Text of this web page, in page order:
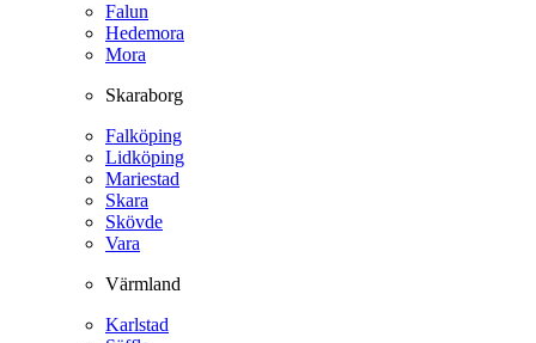
Falun
Hedemora
Mora
Skaraborg
Falköping
Lidköping
Mariestad
Skara
Skövde
Vara
Värmland
Karlstad